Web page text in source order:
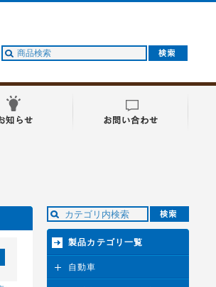
製品カテゴリ一覧
自動車